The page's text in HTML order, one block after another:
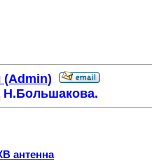
(Admin)
Н.Большакова.
антенна